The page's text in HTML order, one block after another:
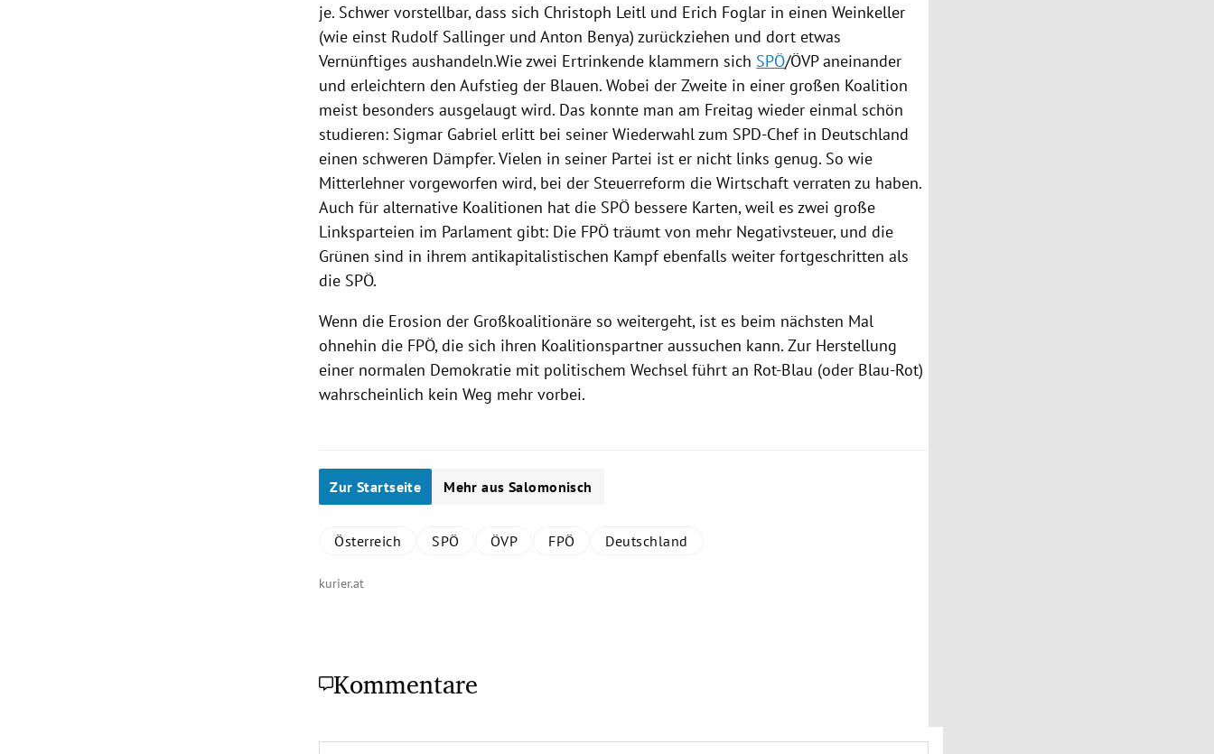
je. Schwer vorstellbar, dass sich Christoph Leitl und Erich Foglar in einen Weinkeller
(wie einst Rudolf Sallinger undAnton Benya) zurückziehen und dort etwas
Vernünftiges aushandeln.Wie zwei Ertrinkende klammern sich SPÖ/ÖVPaneinander
und erleichtern den Aufstieg der Blauen. Wobei der Zweite in einer großen Koalition
meist besonders ausgelaugt wird. Das konnte man am Freitag wieder einmal schön
studieren: Sigmar Gabriel erlitt bei seiner Wiederwahl zum SPD-Chef in Deutschland
einen schweren Dämpfer. Vielen in seiner Partei ist er nicht links genug. So wie
Mitterlehner vorgeworfen wird, bei der Steuerreform die Wirtschaft verraten zu haben.
Auch für alternative Koalitionen hat die SPÖ bessere Karten, weil es zwei große
Linksparteien im Parlament gibt: Die FPÖ träumt von mehr Negativsteuer, und die
Grünen sind in ihrem antikapitalistischen Kampf ebenfalls weiter fortgeschritten als
die SPÖ.
Wenn die Erosion der Großkoalitionäre so weitergeht, ist es beim nächsten Mal
ohnehin die FPÖ, die sich ihren Koalitionspartner aussuchen kann. Zur Herstellung
einer normalen Demokratie mit politischem Wechsel führt an Rot-Blau (oder Blau-Rot)
wahrscheinlich kein Weg mehr vorbei.
Zur Startseite Mehr aus Salomonisch
Österreich SPÖ ÖVP FPÖ Deutschland
kurier.at
Kommentare